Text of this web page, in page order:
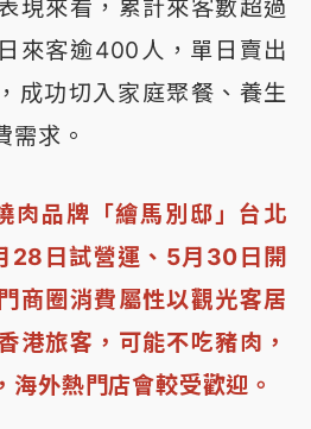
現來看，累計來客數超過
來客逾400人，單日賣出
成功切入家庭聚餐、養生
需求。
肉品牌「繪馬別邸」台北
28日試營運、5月30日開
商圈消費屬性以觀光客居
港旅客，可能不吃豬肉，
海外熱門店會較受歡迎。